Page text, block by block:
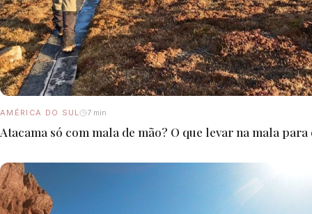
AMÉRICA DO SUL 7 min
Atacama só com mala de mão? O que levar na mala para